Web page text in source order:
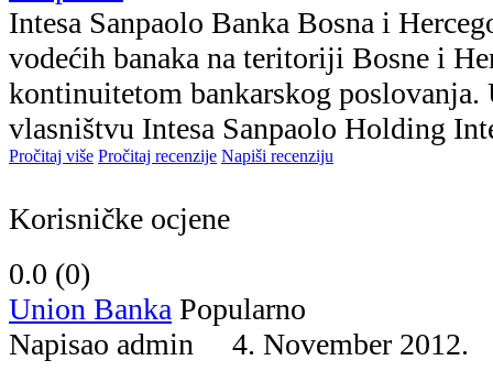
Intesa Sanpaolo Banka Bosna i
vodećih banaka na teritoriji Bosne i
kontinuitetom bankarskog poslovanja.
vlasništvu Intesa Sanpaolo Holding
Pročitaj više Pročitaj recenzije Napiši recenziju
Korisničke ocjene
0.0 (0)
Union Banka Popularno
Napisao admin 4. November